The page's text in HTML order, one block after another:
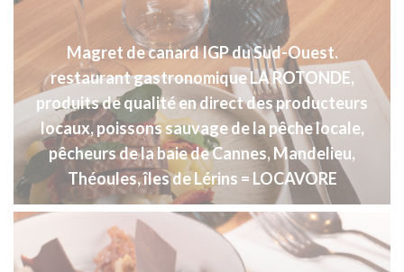
Magret de canard IGP du Sud-Ouest.
restaurant gastronomique LA ROTONDE,
produits de qualité en direct des producteurs
locaux, poissons sauvage de la pêche locale,
pêcheurs de la baie de Cannes, Mandelieu,
Théoules, îles de Lérins = LOCAVORE